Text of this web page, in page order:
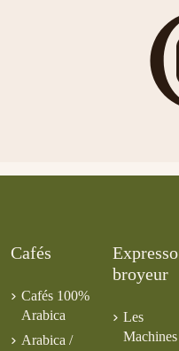
Cafés
Cafés 100%
Arabica
Arabica /
Expresso
broyeur
Les
Machines